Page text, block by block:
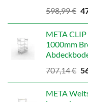
598,99€
META
1000mm
707,14€
META